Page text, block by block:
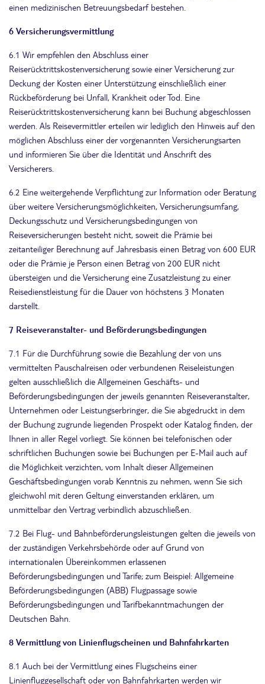
einen medizinischen Betreuungsbedarf bestehen.
6 Versicherungsvermittlung
6.1 Wir empfehlen den Abschluss einer
Reiserücktrittskostenversicherung sowie einer Versicherung zur
Deckung der Kosten einer Unterstützung einschließlich einer
Rückbeförderung bei Unfall, Krankheit oder Tod. Eine
Reiserücktrittskostenversicherung kann bei Buchung abgeschlossen
werden. Als Reisevermittler erteilen wir lediglich den Hinweis auf den
möglichen Abschluss einer der vorgenannten Versicherungsarten
und informieren Sie über die Identität und Anschrift des
Versicherers.
6.2 Eine weitergehende Verpflichtung zur Information oder Beratung
über weitere Versicherungsmöglichkeiten, Versicherungsumfang,
Deckungsschutz und Versicherungsbedingungen von
Reiseversicherungen besteht nicht, soweit die Prämie bei
zeitanteiliger Berechnung auf Jahresbasis einen Betrag von 600 EUR
oder die Prämie je Person einen Betrag von 200 EUR nicht
übersteigen und die Versicherung eine Zusatzleistung zu einer
Reisedienstleistung für die Dauer von höchstens 3 Monaten
darstellt.
7 Reiseveranstalter- und Beförderungsbedingungen
7.1 Für die Durchführung sowie die Bezahlung der von uns
vermittelten Pauschalreisen oder verbundenen Reiseleistungen
gelten ausschließlich die Allgemeinen Geschäfts- und
Beförderungsbedingungen der jeweils genannten Reiseveranstalter,
Unternehmen oder Leistungserbringer, die Sie abgedruckt in dem
der Buchung zugrunde liegenden Prospekt oder Katalog finden, der
Ihnen in aller Regel vorliegt. Sie können bei telefonischen oder
schriftlichen Buchungen sowie bei Buchungen per E-Mail auch auf
die Möglichkeit verzichten, vom Inhalt dieser Allgemeinen
Geschäftsbedingungen vorab Kenntnis zu nehmen, wenn Sie sich
gleichwohl mit deren Geltung einverstanden erklären, um
unmittelbar den Vertrag verbindlich abzuschließen.
7.2 Bei Flug- und Bahnbeförderungsleistungen gelten die jeweils von
der zuständigen Verkehrsbehörde oder auf Grund von
internationalen Übereinkommen erlassenen
Beförderungsbedingungen und Tarife; zum Beispiel: Allgemeine
Beförderungsbedingungen (ABB) Flugpassage sowie
Beförderungsbedingungen und Tarifbekanntmachungen der
Deutschen Bahn.
8 Vermittlung von Linienflugscheinen und Bahnfahrkarten
8.1 Auch bei der Vermittlung eines Flugscheins einer
Linienfluggesellschaft oder von Bahnfahrkarten werden wir